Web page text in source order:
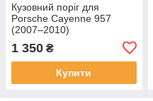
Кузовний поріг для
Porsche Cayenne 957
(2007–2010)
1 350 ₴
Купити